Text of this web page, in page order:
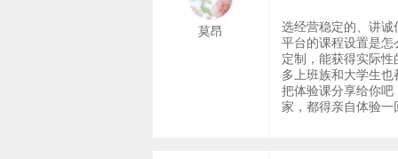
莫昂
选经营稳定的、讲
平台的课程设置是
定制，能获得实际
多上班族和大学生
把体验课分享给你吧
家，都得亲自体验一